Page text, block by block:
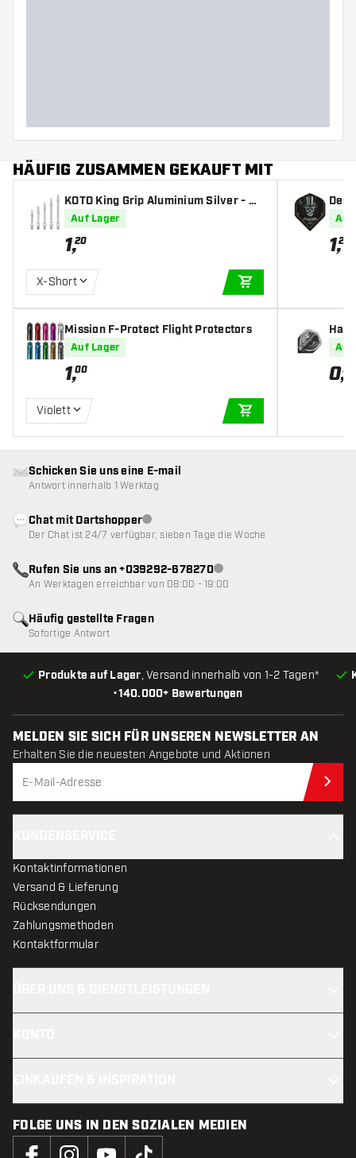
HÄUFIG ZUSAMMEN GEKAUFT MIT
KOTO King Grip Aluminium Silver - Da
rt Shafts
Auf Lager
1,20
X-Short
Mission F-Protect Flight Protectors
Auf Lager
1,00
Violett
hts
Auf
1,20
art
Auf
0,95
•140.000+ Bewertungen
Produkte auf Lager, Versand innerhalb von 1-2 Tagen*
Häufig gestellte Fragen
Sofortige Antwort
Schicken Sie uns eine E-mail
Antwort innerhalb 1 Werktag
Chat mit DartshopperKundenservice nicht verfügbar
Der Chat ist 24/7 verfügbar, sieben Tage die Woche
Rufen Sie uns an +039292-678270Kundenservice nicht
An Werktagen erreichbar von 08:00 - 19:00
MELDEN SIE SICH FÜR UNSEREN NEWSLETTER AN
Erhalten Sie die neuesten Angebote und Aktionen
Kontaktinformationen
Versand & Lieferung
Rücksendungen
Zahlungsmethoden
Kontaktformular
FOLGE UNS IN DEN SOZIALEN MEDIEN